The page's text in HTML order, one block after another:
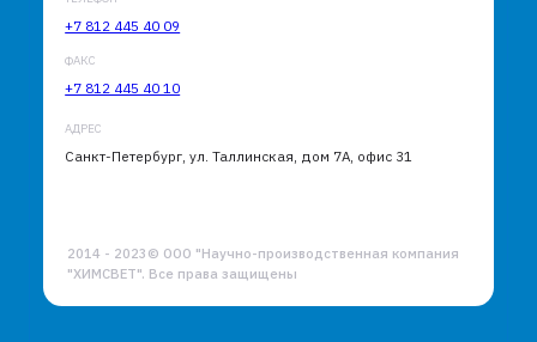
+7 812 445 40 09
ФАКС
+7 812 445 40 10
АДРЕС
Санкт-Петербург, ул. Таллинская, дом 7А, офис 31
2014 - 2023© ООО "Научно-производственная компания
"ХИМСВЕТ". Все права защищены